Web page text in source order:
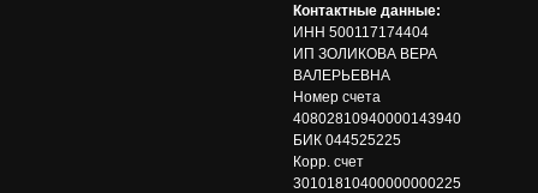
Контактные данные:
ИНН 500117174404
ИП ЗОЛИКОВА ВЕРА
ВАЛЕРЬЕВНА
Номер счета
40802810940000143940
БИК 044525225
Корр. счет
30101810400000000225